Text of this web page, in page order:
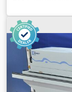
560 har
styrning och är
kantlister, med
och
med olika
efter
överväga